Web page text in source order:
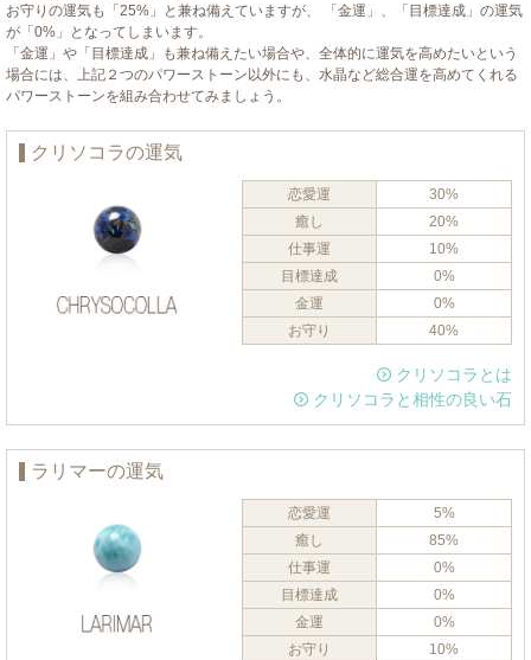
お守りの運気も「25%」と兼ね備えていますが、 「金運」、「目標達成」の運気
が「0%」となってしまいます。
「金運」や「目標達成」も兼ね備えたい場合や、全体的に運気を高めたいという
場合には、上記２つのパワーストーン以外にも、水晶など総合運を高めてくれる
パワーストーンを組み合わせてみましょう。
クリソコラの運気
恋愛運
30%
癒し
20%
仕事運
10%
目標達成
0%
金運
0%
お守り
40%
クリソコラとは
クリソコラと相性の良い石
ラリマーの運気
恋愛運
5%
癒し
85%
仕事運
0%
目標達成
0%
金運
0%
お守り
10%